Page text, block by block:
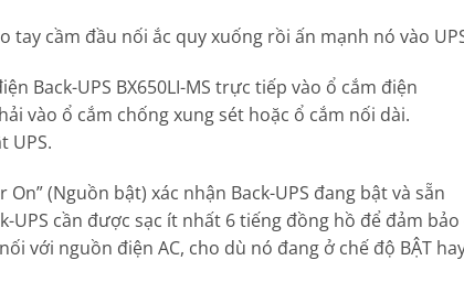
tay cầm đầu nối ắc quy xuống rồi ấn mạnh nó vào
Back-UPS BX650LI-MS trực tiếp vào ổ cắm điện
vào ổ cắm chống xung sét hoặc ổ cắm nối dài.
UPS.
(Nguồn bật) xác nhận Back-UPS đang bật và sẵn
UPS cần được sạc ít nhất 6 tiếng đồng hồ để đảm
với nguồn điện AC, cho dù nó đang ở chế độ BẬT